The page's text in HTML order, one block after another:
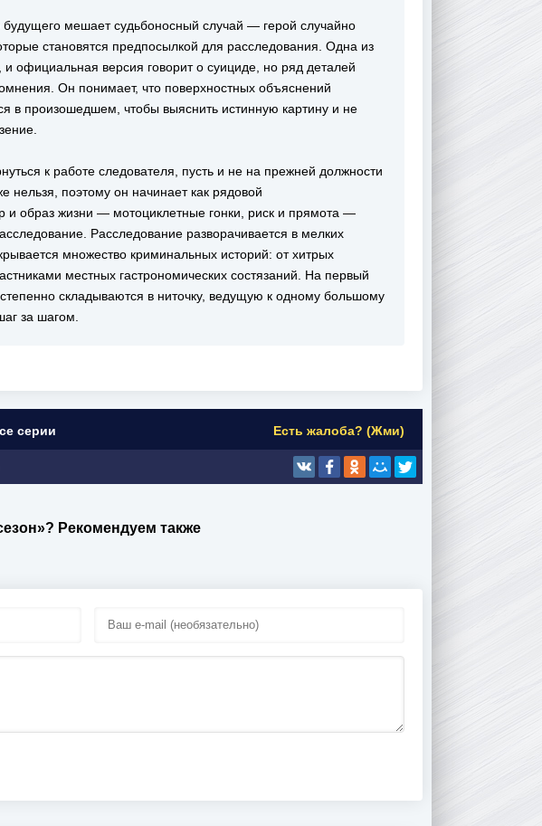
мешает судьбоносный случай — герой случайно
становятся предпосылкой для расследования. Одна из
официальная версия говорит о суициде, но ряд деталей
Он понимает, что поверхностных объяснений
в произошедшем, чтобы выяснить истинную картину и не
к работе следователя, пусть и не на прежней должности
нельзя, поэтому он начинает как рядовой
и образ жизни — мотоциклетные гонки, риск и прямота —
Расследование разворачивается в мелких
множество криминальных историй: от хитрых
местных гастрономических состязаний. На первый
складываются в ниточку, ведущую к одному большому
за шагом.
серии Есть жалоба? (Жми)
Рекомендуем также